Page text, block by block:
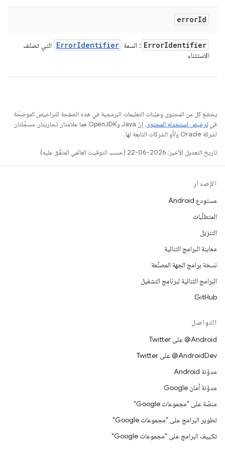
errorId
ErrorIdentifier : السمة ErrorIdentifier
التي تصنّف
الاستثناء
يخضع كل من المحتوى وعيّنات التعليمات البرمجية في هذه الصفحة للتراخيص الموضحّة
فيترخيص استخدام المحتوى
. إنّ Java وOpenJDK هما علامتان تجاريتان مسجَّلتان
لشركة Oracle و/أو الشركات التابعة لها.
تاريخ التعديل الأخير: 2026-06-22 (حسب التوقيت العالمي المتفَّق عليه)
الإصدار
مستودع Android
المتطلّبات
التنزيل
معاينة البرامج الثنائية
نسخة برامج الجهة المصنِّعة
البرامج الثنائية لبرنامج التشغيل
GitHub
التواصل
‎@Android على Twitter
‎@AndroidDev على Twitter
مدوّنة Android
مدوّنة أمان Google
منصّة على "مجموعات Google"
تطوير البرامج على "مجموعات Google"
تكييف البرامج على "مجموعات Google"